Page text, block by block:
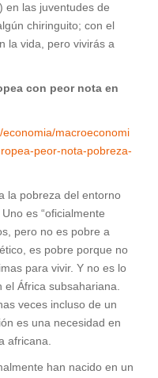
en las juventudes de
chiringuito; con el
la vida, pero vivirás a
con peor nota en
macroeconomi
peor-nota-pobreza-
la pobreza del entorno
es “oficialmente
pero no es pobre a
es pobre porque no
para vivir. Y no es lo
el África subsahariana.
veces incluso de un
es una necesidad en
africana.
han nacido en un